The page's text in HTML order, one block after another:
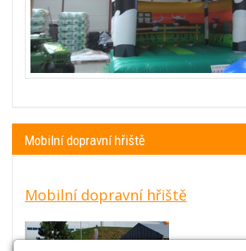
Mobilní dopravní hřiště
Mobilní dopravní hřiště